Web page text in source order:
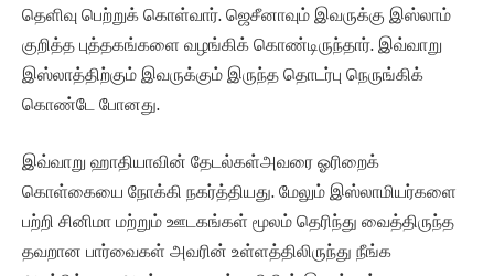
தெளிவு பெற்றுக் கொள்வார். ஜெசீனாவும் இவருக்கு இஸ்லாம்
குறித்த புத்தகங்களை வழங்கிக் கொண்டிருந்தார். இவ்வாறு
இஸ்லாத்திற்கும் இவருக்கும் இருந்த தொடர்பு நெருங்கிக்
கொண்டே போனது.
இவ்வாறு ஹாதியாவின் தேடல்கள்அவரை ஓரிறைக்
கொள்கையை நோக்கி நகர்த்தியது. மேலும் இஸ்லாமியர்களை
பற்றி சினிமா மற்றும் ஊடகங்கள் மூலம் தெரிந்து வைத்திருந்த
தவறான பார்வைகள் அவரின் உள்ளத்திலிருந்து நீங்க